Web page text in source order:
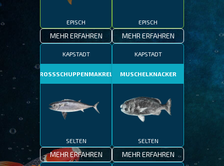
EPISCH
MEHR ERFAHREN
EPISCH
MEHR ERFAHREN
KAPSTADT
GROSSSCHUPPENMAKRELE
SELTEN
MEHR ERFAHREN
KAPSTADT
MUSCHELKNACKER
SELTEN
MEHR ERFAHREN